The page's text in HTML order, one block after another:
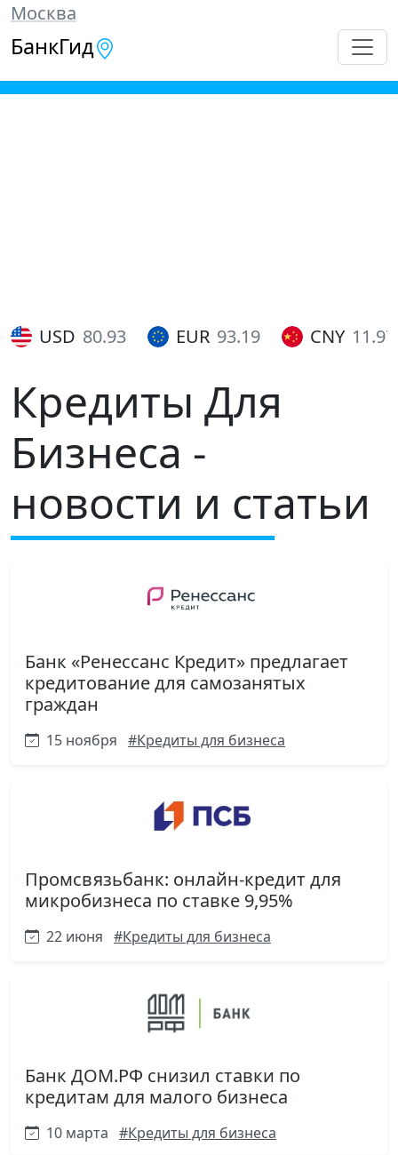
Москва
БанкГид
USD 80.93 EUR 93.19 CNY 11.97
Кредиты Для
Бизнеса -
новости и статьи
Банк «Ренессанс Кредит» предлагает
кредитование для самозанятых
граждан
15 ноября #Кредиты для бизнеса
Промсвязьбанк: онлайн-кредит для
микробизнеса по ставке 9,95%
22 июня #Кредиты для бизнеса
Банк ДОМ.РФ снизил ставки по
кредитам для малого бизнеса
10 марта #Кредиты для бизнеса